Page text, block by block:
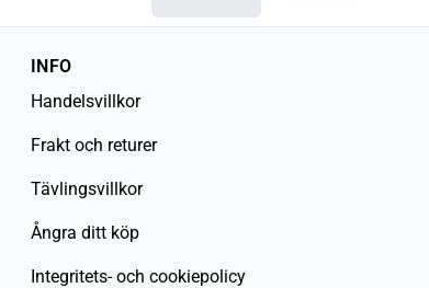
INFO
Handelsvillkor
Frakt och returer
Tävlingsvillkor
Ångra ditt köp
Integritets- och cookiepolicy